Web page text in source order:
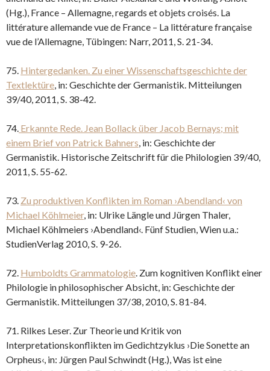
(Hg.), France – Allemagne, regards et objets croisés. La
littérature allemande vue de France – La littérature française
vue de l’Allemagne, Tübingen: Narr, 2011, S. 21-34.
75. Hintergedanken. Zu einer Wissenschaftsgeschichte der
Textlektüre, in: Geschichte der Germanistik. Mitteilungen
39/40, 2011, S. 38-42.
74. Erkannte Rede. Jean Bollack über Jacob Bernays; mit
einem Brief von Patrick Bahners, in: Geschichte der
Germanistik. Historische Zeitschrift für die Philologien 39/40,
2011, S. 55-62.
73. Zu produktiven Konflikten im Roman ›Abendland‹ von
Michael Köhlmeier, in: Ulrike Längle und Jürgen Thaler,
Michael Köhlmeiers ›Abendland‹. Fünf Studien, Wien u.a.:
StudienVerlag 2010, S. 9-26.
72. Humboldts Grammatologie. Zum kognitiven Konflikt einer
Philologie in philosophischer Absicht, in: Geschichte der
Germanistik. Mitteilungen 37/38, 2010, S. 81-84.
71. Rilkes Leser. Zur Theorie und Kritik von
Interpretationskonflikten im Gedichtzyklus ›Die Sonette an
Orpheus‹, in: Jürgen Paul Schwindt (Hg.), Was ist eine